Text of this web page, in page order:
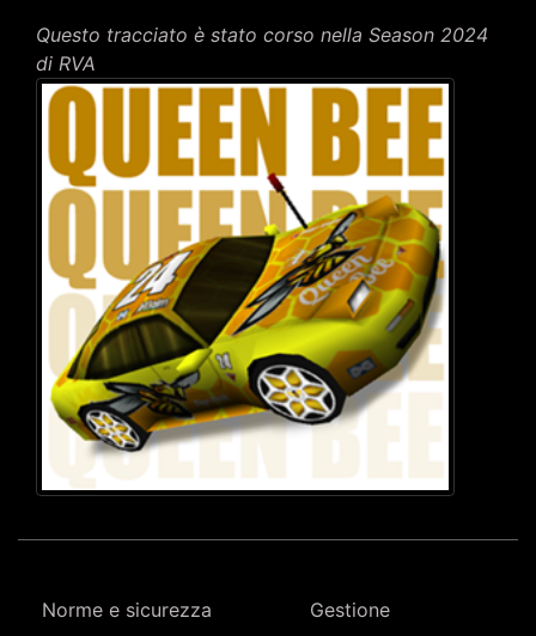
Questo tracciato è stato corso nella Season 2024
di RVA
Norme e sicurezza Gestione